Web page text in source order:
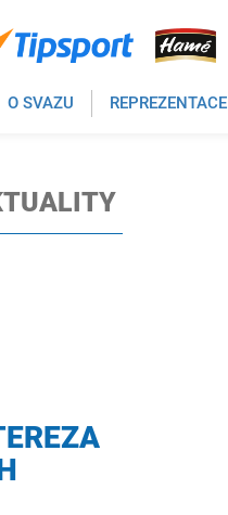
O SVAZU REPREZENTACE